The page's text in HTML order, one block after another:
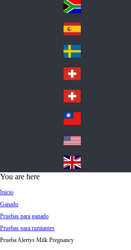
va
kia
So
uth
Af
ric
a
Sp
ain
Sw
ed
en
Sw
itz
erl
an
d
Sw
itz
erl
an
d
wa
n
A
Un
m
You are here
Inicio
Ganado
Pruebas para ganado
Pruebas para rumiantes
Prueba Alertys Milk Pregnancy